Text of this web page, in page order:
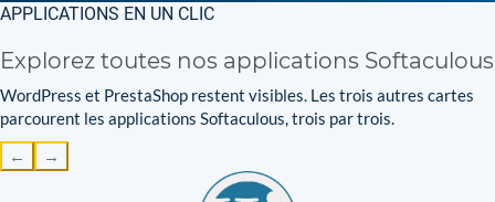
APPLICATIONS EN UN CLIC
Explorez toutes nos applications Softaculous
WordPress et PrestaShop restent visibles. Les trois autres cartes
parcourent les applications Softaculous, trois par trois.
← →